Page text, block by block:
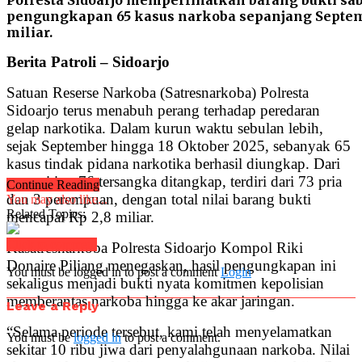
pengungkapan 65 kasus narkoba sepanjang
miliar.
Berita Patroli – Sidoarjo
Satuan Reserse Narkoba (Satresnarkoba) Polresta
Sidoarjo terus menabuh perang terhadap peredaran
gelap narkotika. Dalam kurun waktu sebulan lebih,
sejak September hingga 18 Oktober 2025, sebanyak 65
kasus tindak pidana narkotika berhasil diungkap. Dari
operasi itu, 76 tersangka ditangkap, terdiri dari 73 pria
dan 3 perempuan, dengan total nilai barang bukti
mencapai Rp 2,8 miliar.
Kasatresnarkoba Polresta Sidoarjo Kompol Riki
Donaire Piliang menegaskan, hasil pengungkapan ini
sekaligus menjadi bukti nyata komitmen kepolisian
memberantas narkoba hingga ke akar jaringan.
“Selama periode tersebut, kami telah menyelamatkan
sekitar 10 ribu jiwa dari penyalahgunaan narkoba. Nilai
Continue Reading
You may also like...
Related Topics:
You must be logged in to post a commentLogin
Leave a Reply
You must belogged into post a comment.